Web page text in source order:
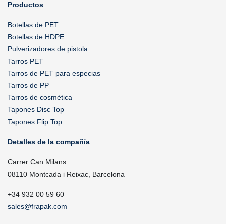
Productos
Botellas de PET
Botellas de HDPE
Pulverizadores de pistola
Tarros PET
Tarros de PET para especias
Tarros de PP
Tarros de cosmética
Tapones Disc Top
Tapones Flip Top
Detalles de la compañía
Carrer Can Milans
08110 Montcada i Reixac, Barcelona
+34 932 00 59 60
sales@frapak.com